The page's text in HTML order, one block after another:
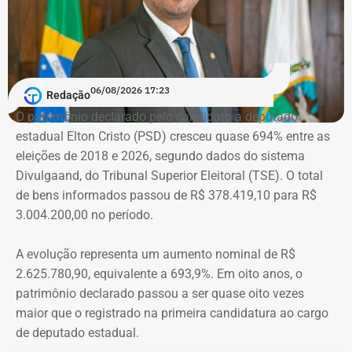
Schiller Thompson-Flores. Em setembro do ano seguinte,
a Justiça do Rio o condenou a três anos de prisão em
regime semiaberto.
Em conversa com o TEMPO REAL RJ, Cristiane analisa o
que ainda falta às mulheres na hora de denunciar os
companheiros por violência doméstica.
“Creio que duas coisas ainda impedem as mulheres de
seguirem adiante nesta batalha. A vergonha e o medo.
Porque é necessário ter mais do que coragem para seguir
adiante no enfrentamento à violência doméstica. Pois
primeiro é o temor de continuar viva e estar ao lado do
agressor. E o outro é o que vai acontecer com ela depois
que a denúncia for feita. Afinal, há o receio que alguma
brecha legal permita que o agressor, de alguma forma,
fique impune”, comenta.
Redação06/08/2026 17:23
O patrimônio declarado pelo candidato a deputado
estadual Elton Cristo (PSD) cresceu quase 694% entre as
eleições de 2018 e 2026, segundo dados do sistema
Divulgaand, do Tribunal Superior Eleitoral (TSE). O total
de bens informados passou de R$ 378.419,10 para R$
3.004.200,00 no período.
A evolução representa um aumento nominal de R$
2.625.780,90, equivalente a 693,9%. Em oito anos, o
patrimônio declarado passou a ser quase oito vezes
maior que o registrado na primeira candidatura ao cargo
de deputado estadual.